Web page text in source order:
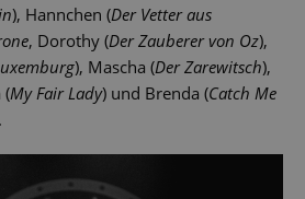
), Hannchen (Der Vetter aus
, Dorothy (Der Zauberer von Oz),
), Mascha (Der Zarewitsch),
(My Fair Lady) und Brenda (Catch Me